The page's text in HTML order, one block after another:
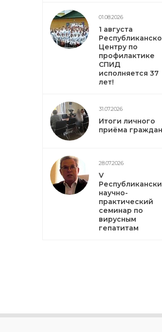
01.08.2026
1 августа
Центру по
профилактике
СПИД
исполняется 37
лет!
31.07.2026
Итоги личного
приёма граждан
28.07.2026
V
научно-
практический
семинар по
вирусным
гепатитам